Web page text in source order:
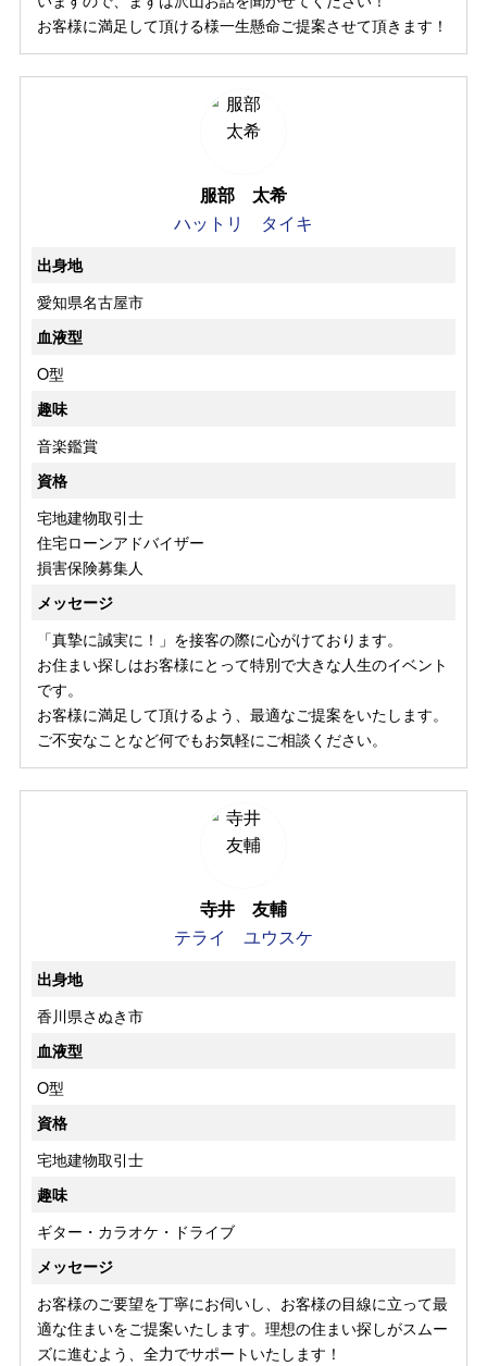
お客様に満足して頂ける様一生懸命ご提案させて頂きます！
服部 太希
ハットリ タイキ
出身地
愛知県名古屋市
血液型
O型
趣味
音楽鑑賞
資格
宅地建物取引士
住宅ローンアドバイザー
損害保険募集人
メッセージ
「真摯に誠実に！」を接客の際に心がけております。
お住まい探しはお客様にとって特別で大きな人生のイベント
です。
お客様に満足して頂けるよう、最適なご提案をいたします。
ご不安なことなど何でもお気軽にご相談ください。
寺井 友輔
テライ ユウスケ
出身地
香川県さぬき市
血液型
O型
資格
宅地建物取引士
趣味
ギター・カラオケ・ドライブ
メッセージ
お客様のご要望を丁寧にお伺いし、お客様の目線に立って最
適な住まいをご提案いたします。理想の住まい探しがスムー
ズに進むよう、全力でサポートいたします！